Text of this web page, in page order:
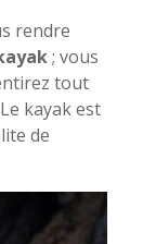
rendre
; vous
tout
kayak est
de